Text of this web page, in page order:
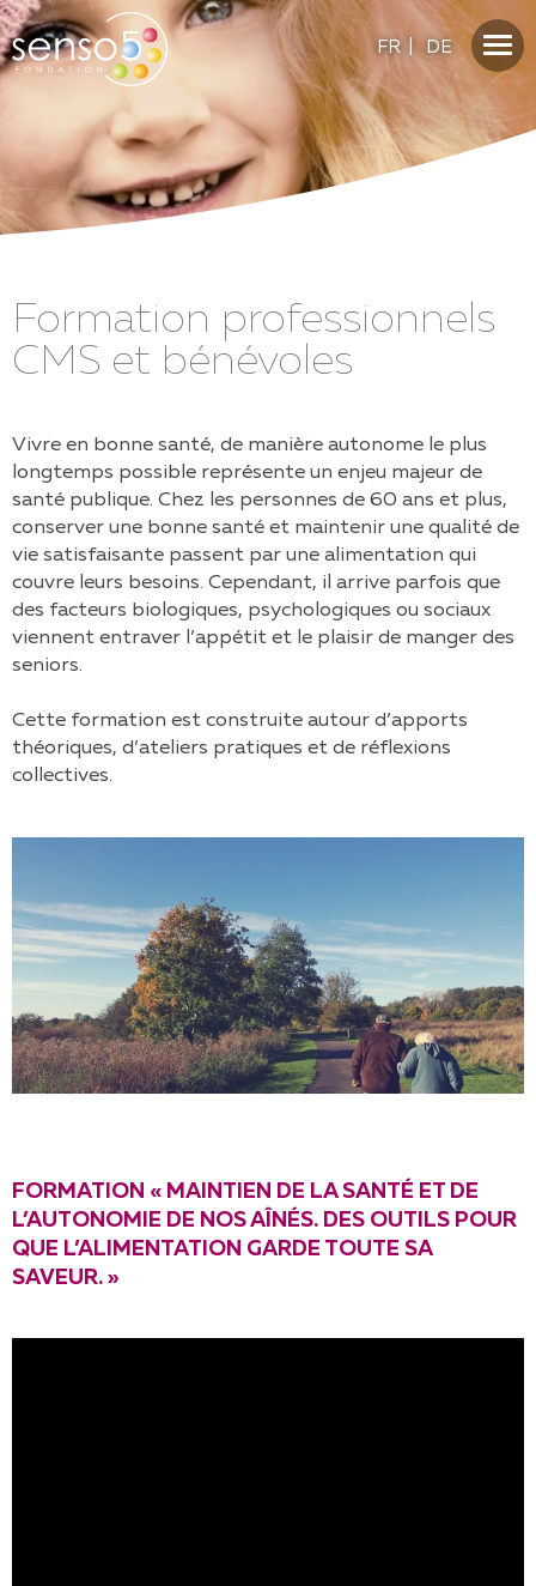
FR | DE
Formation professionnels
CMS et bénévoles
Vivre en bonne santé, de manière autonome le plus
longtemps possible représente un enjeu majeur de
santé publique. Chez les personnes de 60 ans et plus,
conserver une bonne santé et maintenir une qualité de
vie satisfaisante passent par une alimentation qui
couvre leurs besoins. Cependant, il arrive parfois que
des facteurs biologiques, psychologiques ou sociaux
viennent entraver l’appétit et le plaisir de manger des
seniors.
Cette formation est construite autour d’apports
théoriques, d’ateliers pratiques et de réflexions
collectives.
FORMATION « MAINTIEN DE LA SANTÉ ET DE
L’AUTONOMIE DE NOS AÎNÉS. DES OUTILS POUR
QUE L’ALIMENTATION GARDE TOUTE SA
SAVEUR. »